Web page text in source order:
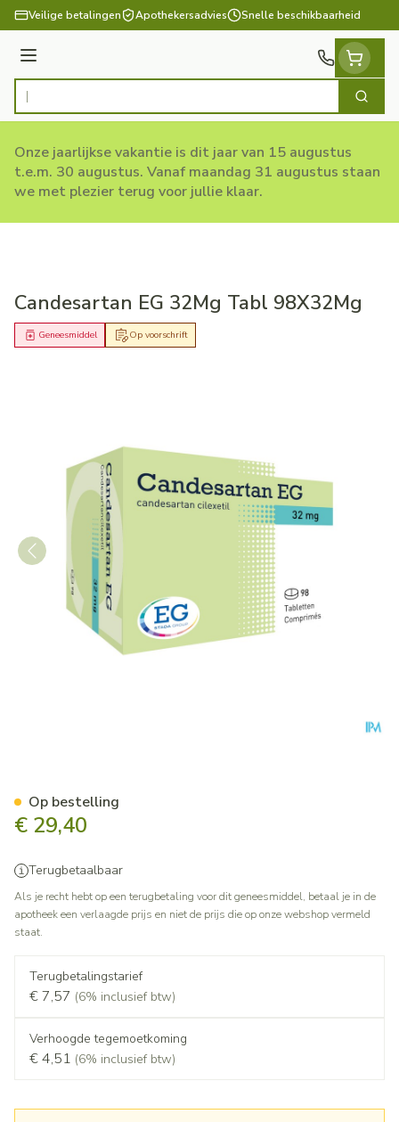
Ga naar de inhoud
Veilige betalingen Apothekersadvies Snelle beschikbaarheid
Menu
Product, merk, categorie... Zoek
Onze jaarlijkse vakantie is dit jaar van 15 augustus
t.e.m. 30 augustus. Vanaf maandag 31 augustus staan
we met plezier terug voor jullie klaar.
Candesartan EG 32Mg Tabl 98X32Mg
Op voorschrift
Geneesmiddel
€ 29,40
Terugbetaalbaar
Als je recht hebt op een terugbetaling voor dit geneesmiddel, betaal je in de
apotheek een verlaagde prijs en niet de prijs die op onze webshop vermeld
staat.
Terugbetalingstarief
€ 7,57 (6% inclusief btw)
Verhoogde tegemoetkoming
€ 4,51 (6% inclusief btw)
Op bestelling